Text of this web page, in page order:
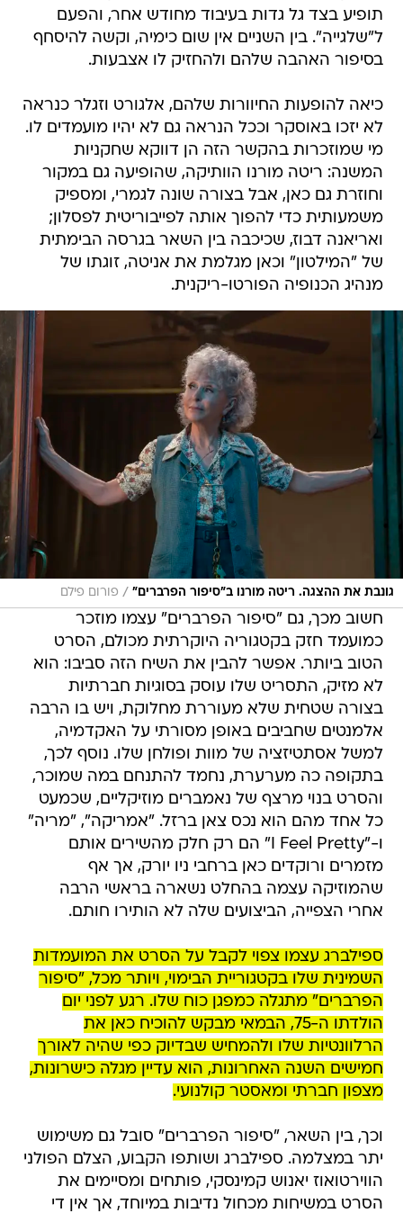
תופיע בצד גל גדות בעיבוד מחודש אחר, והפעם
ל"שלגייה". בין השניים אין שום כימיה, וקשה להיסחף
בסיפור האהבה שלהם ולהחזיק לו אצבעות.
כיאה להופעות החיוורות שלהם, אלגורט וזגלר כנראה
לא יזכו באוסקר וככל הנראה גם לא יהיו מועמדים לו.
מי שמוזכרות בהקשר הזה הן דווקא שחקניות
המשנה: ריטה מורנו הוותיקה, שהופיעה גם במקור
וחוזרת גם כאן, אבל בצורה שונה לגמרי, ומספיק
משמעותית כדי להפוך אותה לפייבוריטית לפסלון;
ואריאנה דבוז, שכיכבה בין השאר בגרסה הבימתית
של "המילטון" וכאן מגלמת את אניטה, זוגתו של
מנהיג הכנופיה הפורטו-ריקנית.
גונבת את ההצגה. ריטה מורנו ב"סיפור הפרברים" / פורום פילם
חשוב מכך, גם "סיפור הפרברים" עצמו מוזכר
כמועמד חזק בקטגוריה היוקרתית מכולם, הסרט
הטוב ביותר. אפשר להבין את השיח הזה סביבו: הוא
לא מזיק, התסריט שלו עוסק בסוגיות חברתיות
בצורה שטחית שלא מעוררת מחלוקת, ויש בו הרבה
אלמנטים שחביבים באופן מסורתי על האקדמיה,
למשל אסתטיזציה של מוות ופולחן שלו. נוסף לכך,
בתקופה כה מערערת, נחמד להתנחם במה שמוכר,
והסרט בנוי מרצף של נאמברים מוזיקליים, שכמעט
כל אחד מהם הוא נכס צאן ברזל. "אמריקה", "מריה"
ו-"I Feel Pretty" הם רק חלק מהשירים אותם
מזמרים ורוקדים כאן ברחבי ניו יורק, אך אף
שהמוזיקה עצמה בהחלט נשארה בראשי הרבה
אחרי הצפייה, הביצועים שלה לא הותירו חותם.
ספילברג עצמו צפוי לקבל על הסרט את המועמדות
השמינית שלו בקטגוריית הבימוי, ויותר מכל, "סיפור
הפרברים" מתגלה כמפגן כוח שלו. רגע לפני יום
הולדתו ה-75, הבמאי מבקש להוכיח כאן את
הרלוונטיות שלו ולהמחיש שבדיוק כפי שהיה לאורך
חמישים השנה האחרונות, הוא עדיין מגלה כישרונות,
מצפון חברתי ומאסטר קולנועי.
וכך, בין השאר, "סיפור הפרברים" סובל גם משימוש
יתר במצלמה. ספילברג ושותפו הקבוע, הצלם הפולני
הווירטואוז יאנוש קמינסקי, פותחים ומסיימים את
הסרט במשיחות מכחול נדיבות במיוחד, אך אין די